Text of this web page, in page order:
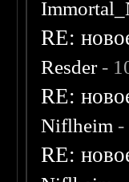
RE:
Resder-
RE:
Niflheim -
RE: